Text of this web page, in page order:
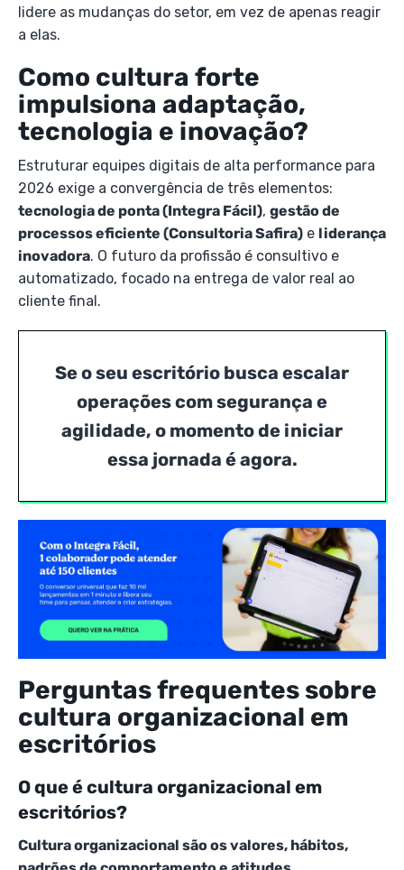
lidere as mudanças do setor, em vez de apenas reagir
a elas.
Como cultura forte
impulsiona adaptação,
tecnologia e inovação?
Estruturar equipes digitais de alta performance para
2026 exige a convergência de três elementos:
tecnologia de ponta (Integra Fácil), gestão de
processos eficiente (Consultoria Safira) e liderança
inovadora. O futuro da profissão é consultivo e
automatizado, focado na entrega de valor real ao
cliente final.
Se o seu escritório busca escalar
operações com segurança e
agilidade, o momento de iniciar
essa jornada é agora.
Perguntas frequentes sobre
cultura organizacional em
escritórios
O que é cultura organizacional em
escritórios?
Cultura organizacional são os valores, hábitos,